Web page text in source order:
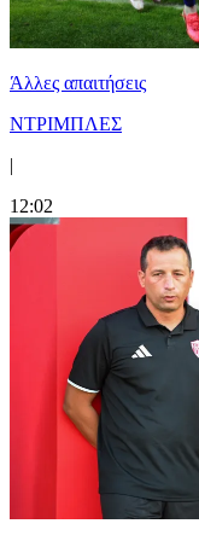
Άλλες απαιτήσεις
ΝΤΡΙΜΠΛΕΣ
|
12:02